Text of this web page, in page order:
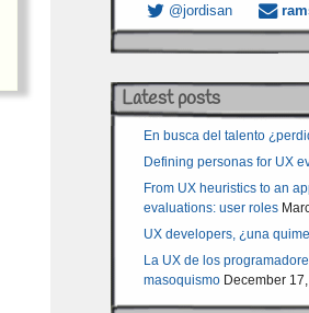
@jordisan
Latest posts
En busca del talento
Defining personas for UX
From UX heuristics to an
evaluations: user roles
UX developers, ¿una
La UX de los
masoquismo December